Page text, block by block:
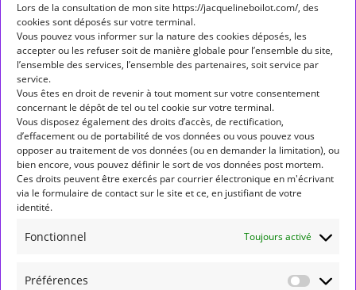
Lors de la consultation de mon site https://jacquelineboilot.com/, des
cookies sont déposés sur votre terminal.
Vous pouvez vous informer sur la nature des cookies déposés, les
accepter ou les refuser soit de manière globale pour l’ensemble du site,
l’ensemble des services, l’ensemble des partenaires, soit service par
service.
Vous êtes en droit de revenir à tout moment sur votre consentement
concernant le dépôt de tel ou tel cookie sur votre terminal.
Vous disposez également des droits d’accès, de rectification,
d’effacement ou de portabilité de vos données ou vous pouvez vous
opposer au traitement de vos données (ou en demander la limitation), ou
bien encore, vous pouvez définir le sort de vos données post mortem.
Ces droits peuvent être exercés par courrier électronique en m'écrivant
via le formulaire de contact sur le site et ce, en justifiant de votre
identité.
Fonctionnel Toujours activé
Préférences
Étiquettes
ALLÔ ALLÔ MERCURE ASPECT ASPECTS
ASTROLOGIE ASTROLOGIE HUMANISTE
ASTROLOGIE MONDIALE ASTÉROÏDES BALANCE
BÉLIER CANCER CAPRICORNE CARRÉ
CONJONCTION ENTRÉE DE PLANÈTE EN SIGNE
FORMATION JUNON
LUNAISON
OPPOSITION POISSONS